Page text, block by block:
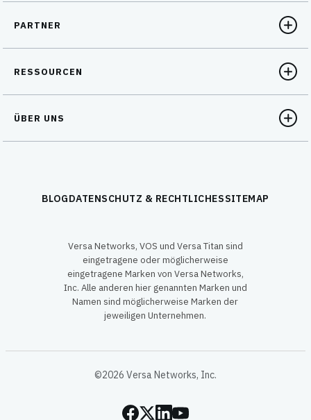
PARTNER
RESSOURCEN
ÜBER UNS
BLOGDATENSCHUTZ & RECHTLICHESSITEMAP
Versa Networks, VOS und Versa Titan sind
eingetragene oder möglicherweise
eingetragene Marken von Versa Networks,
Inc. Alle anderen hier genannten Marken und
Namen sind möglicherweise Marken der
jeweiligen Unternehmen.
©2026 Versa Networks, Inc.